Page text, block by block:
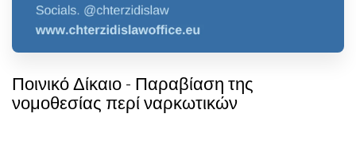
Ποινικό Δίκαιο - Παραβίαση της
νομοθεσίας περί ναρκωτικών